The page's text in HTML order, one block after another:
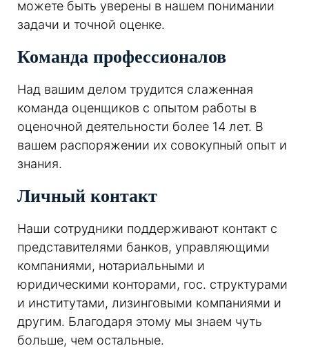
можете быть уверены в нашем понимании
задачи и точной оценке.
Команда профессионалов
Над вашим делом трудится слаженная
команда оценщиков с опытом работы в
оценочной деятельности более 14 лет. В
вашем распоряжении их совокупный опыт и
знания.
Личный контакт
Наши сотрудники поддерживают контакт с
представителями банков, управляющими
компаниями, нотариальными и
юридическими конторами, гос. структурами
и институтами, лизинговыми компаниями и
другим. Благодаря этому мы знаем чуть
больше, чем остальные.